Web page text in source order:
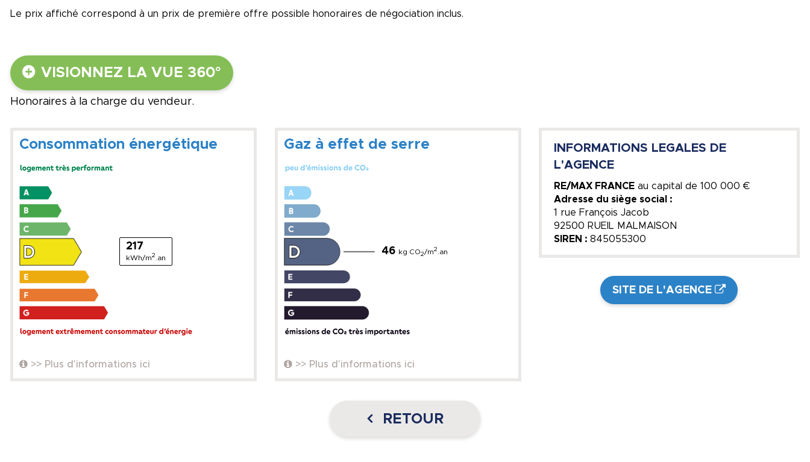
Le prix affiché correspond à un prix de première offre possible honoraires de négociation inclus.
VISIONNEZ LA VUE 360°
Honoraires à la charge du vendeur.
Consommation énergétique
217
kWh/m2 .an
>> Plus d'informations ici
Gaz à effet de serre
46 kg CO2/m2 .an
>> Plus d'informations ici
INFORMATIONS LEGALES DE
L'AGENCE
RE/MAX FRANCEau capital de 100 000 €
Adresse du siège social :
1 rue François Jacob
92500 RUEIL MALMAISON
SIREN : 845055300
SITE DE L'AGENCE
RETOUR